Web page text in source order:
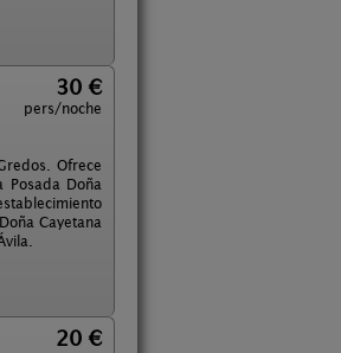
30 €
pers/noche
Ofrece
Posada Doña
Cayetana
20 €